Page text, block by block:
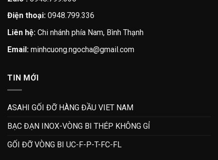
Điện thoại: 0948.799.336
Liên hệ: Chi nhánh phía Nam, Bình Thạnh
Email: minhcuong.ngocha@gmail.com
TIN MỚI
ASAHI GỐI ĐỠ HÀNG ĐẦU VIET NAM
BẠC ĐẠN INOX-VÒNG BI THÉP KHÔNG GỈ
GỐI ĐỠ VÒNG BI UC-F-P-T-FC-FL